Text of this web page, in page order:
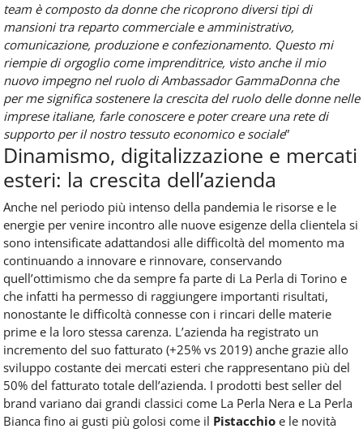
team è composto da donne che ricoprono diversi tipi di
mansioni tra reparto commerciale e amministrativo,
comunicazione, produzione e confezionamento. Questo mi
riempie di orgoglio come imprenditrice, visto anche il mio
nuovo impegno nel ruolo di Ambassador GammaDonna che
per me significa sostenere la crescita del ruolo delle donne nelle
imprese italiane, farle conoscere e poter creare una rete di
supporto per il nostro tessuto economico e sociale”
Dinamismo, digitalizzazione e mercati
esteri: la crescita dell’azienda
Anche nel periodo più intenso della pandemia le risorse e le
energie per venire incontro alle nuove esigenze della clientela si
sono intensificate adattandosi alle difficoltà del momento ma
continuando a innovare e rinnovare, conservando
quell’ottimismo che da sempre fa parte di La Perla di Torino e
che infatti ha permesso di raggiungere importanti risultati,
nonostante le difficoltà connesse con i rincari delle materie
prime e la loro stessa carenza. L’azienda ha registrato un
incremento del suo fatturato (+25% vs 2019) anche grazie allo
sviluppo costante dei mercati esteri che rappresentano più del
50% del fatturato totale dell’azienda. I prodotti best seller del
brand variano dai grandi classici come La Perla Nera e La Perla
Bianca fino ai gusti più golosi come il Pistacchio e le novità